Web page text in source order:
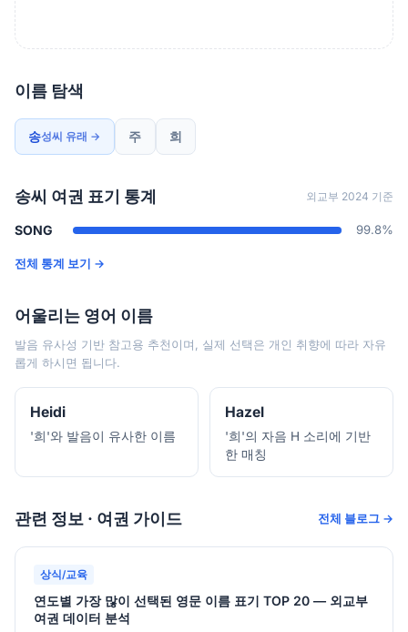
이름 탐색
송성씨 유래 → 주 희
송씨 여권 표기 통계 외교부 2024 기준
SONG 99.8%
전체 통계 보기 →
어울리는 영어 이름
발음 유사성 기반 참고용 추천이며, 실제 선택은 개인 취향에 따라 자유
롭게 하시면 됩니다.
Heidi
'희'와 발음이 유사한 이름
Hazel
'희'의 자음 H 소리에 기반
한 매칭
관련 정보 · 여권 가이드 전체 블로그 →
상식/교육
연도별 가장 많이 선택된 영문 이름 표기 TOP 20 — 외교부
여권 데이터 분석